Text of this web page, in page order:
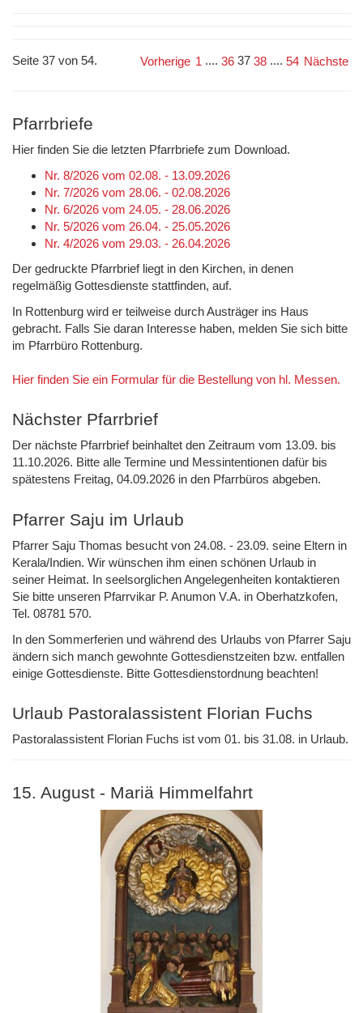
Seite 37 von 54. Vorherige 1 .... 36 37 38 .... 54 Nächste
Pfarrbriefe
Hier finden Sie die letzten Pfarrbriefe zum Download.
Nr. 8/2026 vom 02.08. - 13.09.2026
Nr. 7/2026 vom 28.06. - 02.08.2026
Nr. 6/2026 vom 24.05. - 28.06.2026
Nr. 5/2026 vom 26.04. - 25.05.2026
Nr. 4/2026 vom 29.03. - 26.04.2026
Der gedruckte Pfarrbrief liegt in den Kirchen, in denen
regelmäßig Gottesdienste stattfinden, auf.
In Rottenburg wird er teilweise durch Austräger ins Haus
gebracht. Falls Sie daran Interesse haben, melden Sie sich bitte
im Pfarrbüro Rottenburg.
Hier finden Sie ein Formular für die Bestellung von hl. Messen.
Nächster Pfarrbrief
Der nächste Pfarrbrief beinhaltet den Zeitraum vom 13.09. bis
11.10.2026. Bitte alle Termine und Messintentionen dafür bis
spätestens Freitag, 04.09.2026 in den Pfarrbüros abgeben.
Pfarrer Saju im Urlaub
Pfarrer Saju Thomas besucht von 24.08. - 23.09. seine Eltern in
Kerala/Indien. Wir wünschen ihm einen schönen Urlaub in
seiner Heimat. In seelsorglichen Angelegenheiten kontaktieren
Sie bitte unseren Pfarrvikar P. Anumon V.A. in Oberhatzkofen,
Tel. 08781 570.
In den Sommerferien und während des Urlaubs von Pfarrer Saju
ändern sich manch gewohnte Gottesdienstzeiten bzw. entfallen
einige Gottesdienste. Bitte Gottesdienstordnung beachten!
Urlaub Pastoralassistent Florian Fuchs
Pastoralassistent Florian Fuchs ist vom 01. bis 31.08. in Urlaub.
15. August - Mariä Himmelfahrt